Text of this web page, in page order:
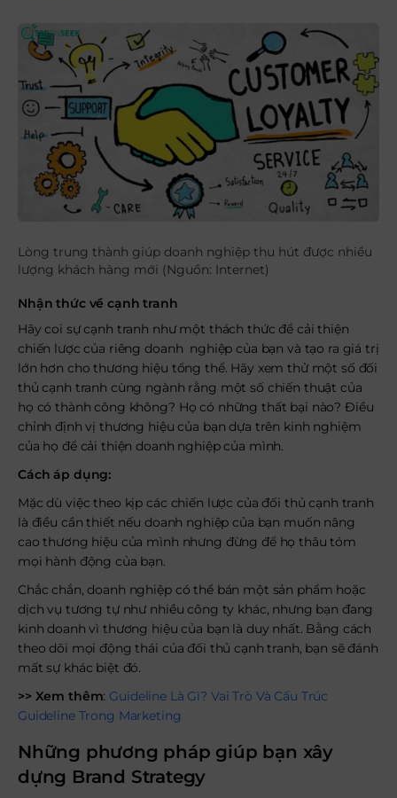
Lòng trung thành giúp doanh nghiệp thu hút được nhiều
lượng khách hàng mới (Nguồn: Internet)
Nhận thức về cạnh tranh
Hãy coi sự cạnh tranh như một thách thức để cải thiện
chiến lược của riêng doanh nghiệp của bạn và tạo ra giá trị
lớn hơn cho thương hiệu tổng thể. Hãy xem thử một số đối
thủ cạnh tranh cùng ngành rằng một số chiến thuật của
họ có thành công không? Họ có những thất bại nào? Điều
chỉnh định vị thương hiệu của bạn dựa trên kinh nghiệm
của họ để cải thiện doanh nghiệp của mình.
Cách áp dụng:
Mặc dù việc theo kịp các chiến lược của đối thủ cạnh tranh
là điều cần thiết nếu doanh nghiệp của bạn muốn nâng
cao thương hiệu của mình nhưng đừng để họ thâu tóm
mọi hành động của bạn.
Chắc chắn, doanh nghiệp có thể bán một sản phẩm hoặc
dịch vụ tương tự như nhiều công ty khác, nhưng bạn đang
kinh doanh vì thương hiệu của bạn là duy nhất. Bằng cách
theo dõi mọi động thái của đối thủ cạnh tranh, bạn sẽ đánh
mất sự khác biệt đó.
>> Xem thêm: Guideline Là Gì? Vai Trò Và Cấu Trúc
Guideline Trong Marketing
Những phương pháp giúp bạn xây
dựng Brand Strategy